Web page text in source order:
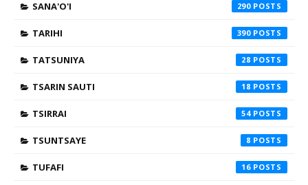
SANA'O'I 290
TARIHI 390
TATSUNIYA 28
TSARIN SAUTI 18
TSIRRAI 54
TSUNTSAYE 8
TUFAFI 16